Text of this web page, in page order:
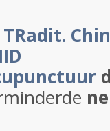
TRadit.